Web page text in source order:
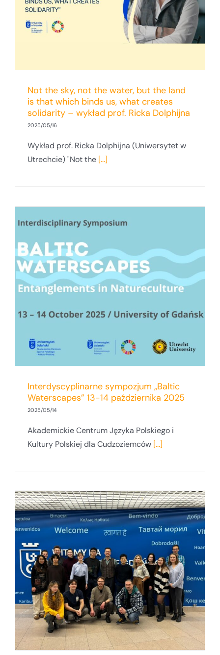
Not the sky, not the water, but the land
is that which binds us, what creates
solidarity – wykład prof. Ricka Dolphijna
2025/05/16
Wykład prof. Ricka Dolphijna (Uniwersytet w
Utrechcie) "Not the [...]
Interdyscyplinarne sympozjum „Baltic
Waterscapes” 13-14 października 2025
2025/05/14
Akademickie Centrum Języka Polskiego i
Kultury Polskiej dla Cudzoziemców [...]